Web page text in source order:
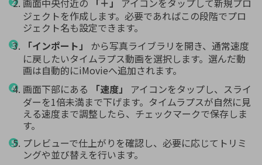
画面中央付近の
「＋」
アイコンをタップして新規プロ
ジェクトを作成します。必要であればこの段階でプロ
ジェクト名も設定できます。
「インポート」
から写真ライブラリを開き、通常速度
に戻したいタイムラプス動画を選択します。選んだ動
画は自動的にiMovieへ追加されます。
画面下部にある
「速度」
アイコンをタップし、スライ
ダーを1倍未満まで下げます。タイムラプスが自然に見
える速度まで調整したら、チェックマークで保存しま
す。
プレビューで仕上がりを確認し、必要に応じてトリミ
ングや並び替えを行います。